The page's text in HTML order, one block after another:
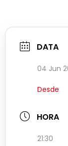
DATA
04 Jun
Desde
HORA
21:30